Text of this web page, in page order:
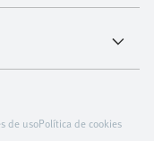
de usoPolítica de cookies